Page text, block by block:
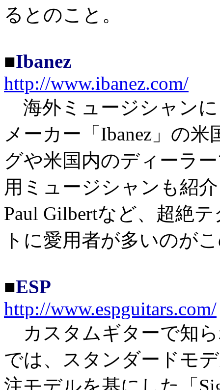
るとのこと。
■Ibanez
http://www.ibanez.com/
海外ミュージシャン
メーカー「Ibanez」の
グや米国内のディーラ
用ミュージシャンも紹
Paul Gilbertなど、超絶
トに愛用者が多いのが
■ESP
http://www.espguitars.com/
カスタムギターで知ら
では、スタンダードモ
注モデルを基にした「